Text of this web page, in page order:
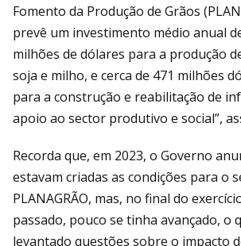
Fomento da Produção de Grãos
prevê um investimento médio anual
milhões de dólares para a produção
soja e milho, e cerca de 471 milhões
para a construção e reabilitação de
apoio ao sector produtivo e social”,
Recorda que, em 2023, o Governo
estavam criadas as condições para o
PLANAGRÃO, mas, no final do
passado, pouco se tinha avançado, o
levantado questões sobre o impacto